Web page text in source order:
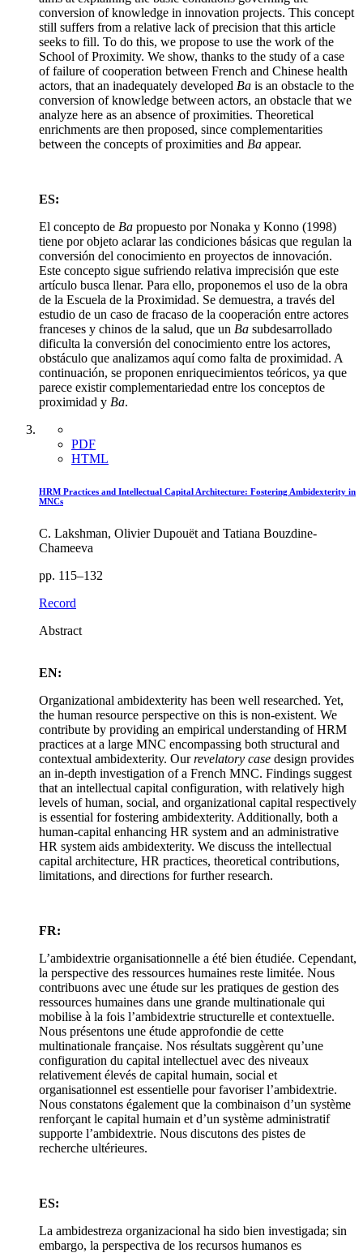
conversion of knowledge in innovation projects. This concept
still suffers from a relative lack of precision that this article
seeks to fill. To do this, we propose to use the work of the
School of Proximity. We show, thanks to the study of a case
of failure of cooperation between French and Chinese health
actors, that an inadequately developed Ba is an obstacle to the
conversion of knowledge between actors, an obstacle that we
analyze here as an absence of proximities. Theoretical
enrichments are then proposed, since complementarities
between the concepts of proximities and Ba appear.
ES:
El concepto de Ba propuesto por Nonaka y Konno (1998)
tiene por objeto aclarar las condiciones básicas que regulan la
conversión del conocimiento en proyectos de innovación.
Este concepto sigue sufriendo relativa imprecisión que este
artículo busca llenar. Para ello, proponemos el uso de la obra
de la Escuela de la Proximidad. Se demuestra, a través del
estudio de un caso de fracaso de la cooperación entre actores
franceses y chinos de la salud, que un Ba subdesarrollado
dificulta la conversión del conocimiento entre los actores,
obstáculo que analizamos aquí como falta de proximidad. A
continuación, se proponen enriquecimientos teóricos, ya que
parece existir complementariedad entre los conceptos de
proximidad y Ba.
PDF
HTML
HRM Practices and Intellectual Capital Architecture: Fostering Ambidexterity in
MNCs
C. Lakshman, Olivier Dupouët and Tatiana Bouzdine-
Chameeva
pp. 115–132
Record
Abstract
EN:
Organizational ambidexterity has been well researched. Yet,
the human resource perspective on this is non-existent. We
contribute by providing an empirical understanding of HRM
practices at a large MNC encompassing both structural and
contextual ambidexterity. Ourrevelatory case design provides
an in-depth investigation of a French MNC. Findings suggest
that an intellectual capital configuration, with relatively high
levels of human, social, and organizational capital respectively
is essential for fostering ambidexterity. Additionally, both a
human-capital enhancing HR system and an administrative
HR system aids ambidexterity. We discuss the intellectual
capital architecture, HR practices, theoretical contributions,
limitations, and directions for further research.
FR:
L’ambidextrie organisationnelle a été bien étudiée. Cependant,
la perspective des ressources humaines reste limitée. Nous
contribuons avec une étude sur les pratiques de gestion des
ressources humaines dans une grande multinationale qui
mobilise à la fois l’ambidextrie structurelle et contextuelle.
Nous présentons une étude approfondie de cette
multinationale française. Nos résultats suggèrent qu’une
configuration du capital intellectuel avec des niveaux
relativement élevés de capital humain, social et
organisationnel est essentielle pour favoriser l’ambidextrie.
Nous constatons également que la combinaison d’un système
renforçant le capital humain et d’un système administratif
supporte l’ambidextrie. Nous discutons des pistes de
recherche ultérieures.
ES:
La ambidestreza organizacional ha sido bien investigada; sin
embargo, la perspectiva de los recursos humanos es